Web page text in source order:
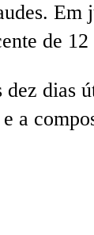
Em
de 12
dias
a